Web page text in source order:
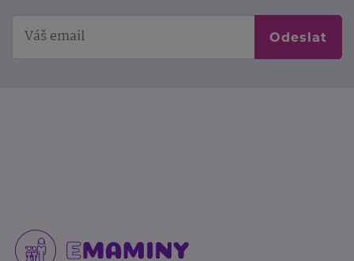
Odeslat